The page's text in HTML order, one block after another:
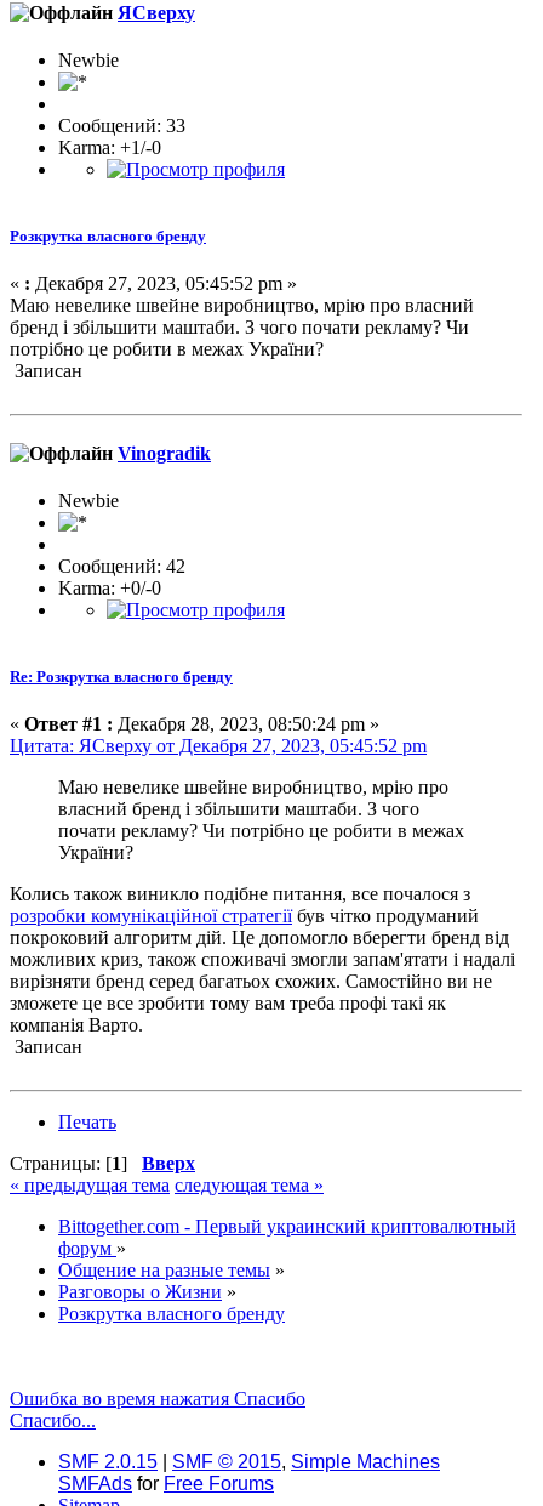
ЯСверху
Newbie
Сообщений: 33
Karma: +1/-0
Розкрутка власного бренду
« : Декабря 27, 2023, 05:45:52 pm »
Маю невелике швейне виробництво, мрію про власний
бренд і збільшити маштаби. З чого почати рекламу? Чи
потрібно це робити в межах України?
Записан
Vinogradik
Newbie
Сообщений: 42
Karma: +0/-0
Re: Розкрутка власного бренду
« Ответ #1 : Декабря 28, 2023, 08:50:24 pm »
Цитата: ЯСверху от Декабря 27, 2023, 05:45:52 pm
Маю невелике швейне виробництво, мрію про
власний бренд і збільшити маштаби. З чого
почати рекламу? Чи потрібно це робити в межах
України?
Колись також виникло подібне питання, все почалося з
розробки комунікаційної стратегіїбув чітко продуманий
покроковий алгоритм дій. Це допомогло вберегти бренд від
можливих криз, також споживачі змогли запам'ятати і надалі
вирізняти бренд серед багатьох схожих. Самостійно ви не
зможете це все зробити тому вам треба профі такі як
компанія Варто.
Записан
Печать
Страницы: [1] Вверх
« предыдущая тема следующая тема »
Bittogether.com - Первый украинский криптовалютный
форум »
Общение на разные темы »
Разговоры о Жизни »
Розкрутка власного бренду
Ошибка во время нажатия Спасибо
Спасибо...
SMF 2.0.15
SMF © 2015, Simple Machines
SMFAds for Free Forums